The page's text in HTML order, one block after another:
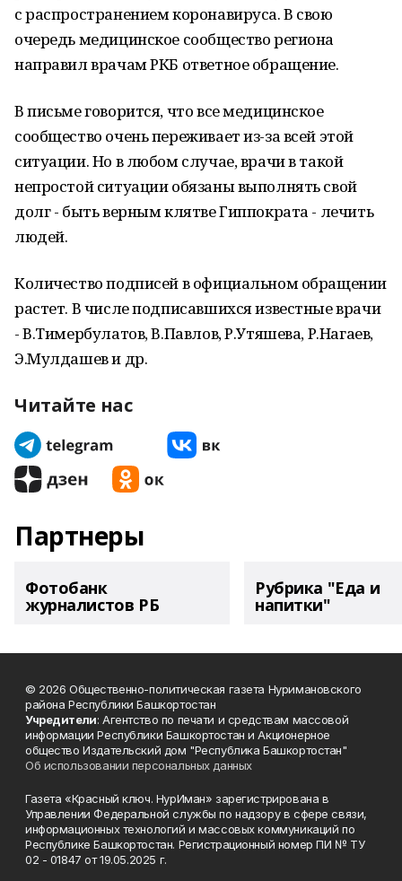
с распространением коронавируса. В свою
очередь медицинское сообщество региона
направил врачам РКБ ответное обращение.
В письме говорится, что все медицинское
сообщество очень переживает из-за всей этой
ситуации. Но в любом случае, врачи в такой
непростой ситуации обязаны выполнять свой
долг - быть верным клятве Гиппократа - лечить
людей.
Количество подписей в официальном обращении
растет. В числе подписавшихся известные врачи
- В.Тимербулатов, В.Павлов, Р.Утяшева, Р.Нагаев,
Э.Мулдашев и др.
Читайте нас
Партнеры
Фотобанк
журналистов РБ
Рубрика "Еда и
напитки"
© 2026 Общественно-политическая газета Нуримановского
района Республики Башкортостан
Учредители: Агентство по печати и средствам массовой
информации Республики Башкортостан и Акционерное
общество Издательский дом "Республика Башкортостан"
Об использовании персональных данных
Газета «Красный ключ. НурИман» зарегистрирована в
Управлении Федеральной службы по надзору в сфере связи,
информационных технологий и массовых коммуникаций по
Республике Башкортостан. Регистрационный номер ПИ № ТУ
02 - 01847 от 19.05.2025 г.